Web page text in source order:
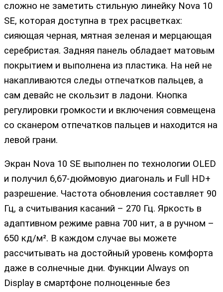
сложно не заметить стильную линейку Nova 10
SE, которая доступна в трех расцветках:
сияющая черная, мятная зеленая и мерцающая
серебристая. Задняя панель обладает матовым
покрытием и выполнена из пластика. На ней не
накапливаются следы отпечатков пальцев, а
сам девайс не скользит в ладони. Кнопка
регулировки громкости и включения совмещена
со сканером отпечатков пальцев и находится на
левой грани.
Экран Nova 10 SE выполнен по технологии OLED
и получил 6,67-дюймовую диагональ и Full HD+
разрешение. Частота обновления составляет 90
Гц, а считывания касаний – 270 Гц. Яркость в
адаптивном режиме равна 700 нит, а в ручном –
650 кд/м². В каждом случае вы можете
рассчитывать на достойный уровень комфорта
даже в солнечные дни. Функции Always on
Display в смартфоне полноценные без